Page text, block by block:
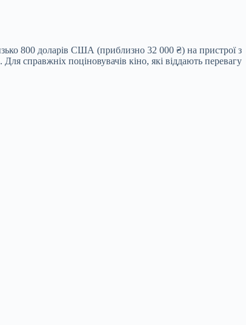
800 доларів США (приблизно 32 000 ₴) на пристрої з
справжніх поціновувачів кіно, які віддають перевагу